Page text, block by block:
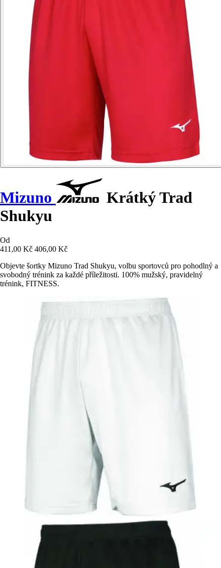
Mizuno
Krátký Trad
Shukyu
Od
411,00 Kč 406,00 Kč
Objevte šortky Mizuno Trad Shukyu, volbu sportovců pro pohodlný a
svobodný trénink za každé příležitosti. 100% mužský, pravidelný
trénink, FITNESS.